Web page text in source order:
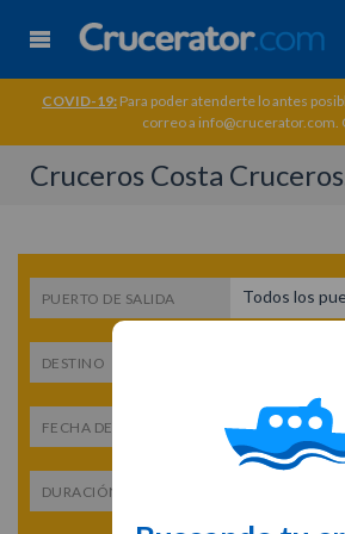
COVID-19: Para poder atenderte lo antes
correo a info@crucerator.com.
Cruceros Costa
PUERTO DE SALIDA Todos los
DESTINO
FECHA DE SALIDA Fecha de salida
DURACIÓN